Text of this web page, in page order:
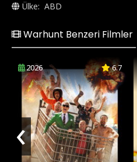
Ülke: ABD
Warhunt Benzeri Filmler
2026 6.7
‹